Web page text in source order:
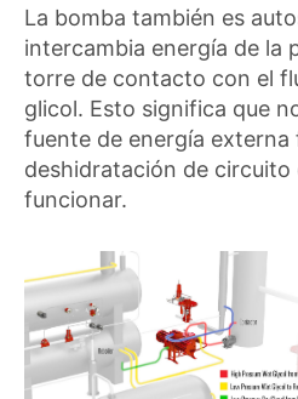
La bomba también es
intercambia energía de la
torre de contacto con el
glicol. Esto significa que
fuente de energía externa
deshidratación de circuito
funcionar.